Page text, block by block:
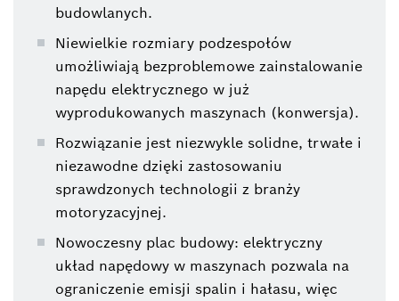
budowlanych.
Niewielkie rozmiary podzespołów
umożliwiają bezproblemowe zainstalowanie
napędu elektrycznego w już
wyprodukowanych maszynach (konwersja).
Rozwiązanie jest niezwykle solidne, trwałe i
niezawodne dzięki zastosowaniu
sprawdzonych technologii z branży
motoryzacyjnej.
Nowoczesny plac budowy: elektryczny
układ napędowy w maszynach pozwala na
ograniczenie emisji spalin i hałasu, więc